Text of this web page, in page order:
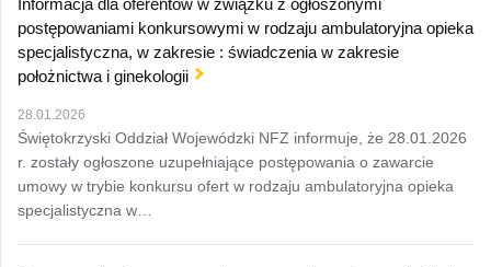
postępowaniami konkursowymi w rodzaju ambulatoryjna opieka
specjalistyczna, w zakresie : świadczenia w zakresie
położnictwa i ginekologii
28.01.2026
Świętokrzyski Oddział Wojewódzki NFZ informuje, że 28.01.2026
r. zostały ogłoszone uzupełniające postępowania o zawarcie
umowy w trybie konkursu ofert w rodzaju ambulatoryjna opieka
specjalistyczna w…